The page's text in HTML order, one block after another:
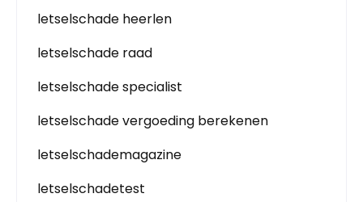
letselschade heerlen
letselschade raad
letselschade specialist
letselschade vergoeding berekenen
letselschademagazine
letselschadetest